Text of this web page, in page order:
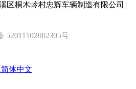
区桐木岭村忠辉车辆制造有限公司 |
52011102002305号
简体中文